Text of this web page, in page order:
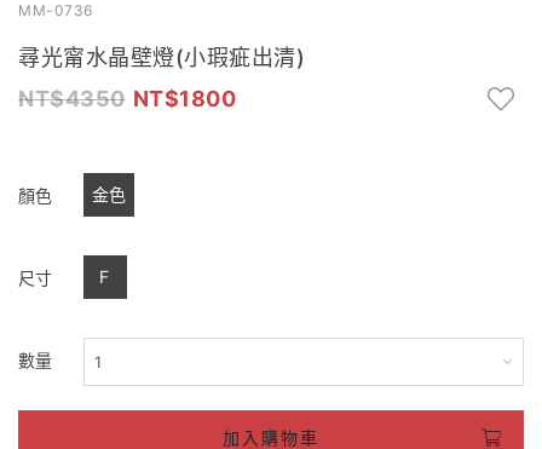
MM-0736
尋光甯水晶壁燈(小瑕疵出清)
4350
1800
顏色 金色
尺寸 F
數量
加入購物車